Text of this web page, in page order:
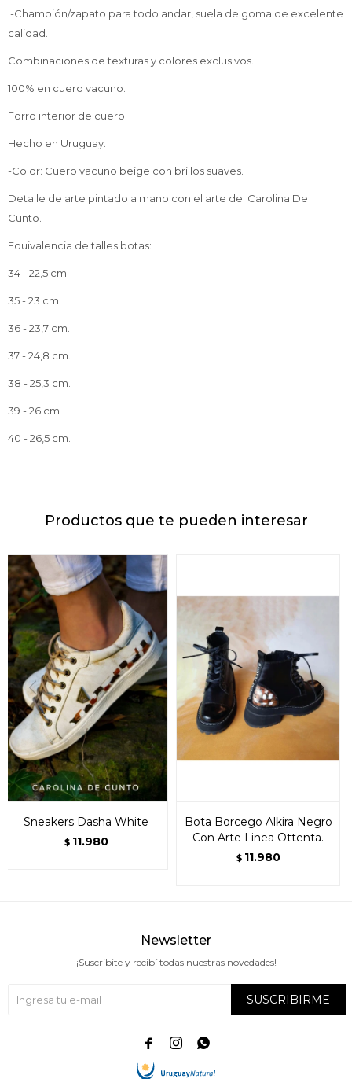
-Champión/zapato para todo andar, suela de goma de excelente
calidad.
Combinaciones de texturas y colores exclusivos.
100% en cuero vacuno.
Forro interior de cuero.
Hecho en Uruguay.
-Color: Cuero vacuno beige con brillos suaves.
Detalle de arte pintado a mano con el arte de Carolina De
Cunto.
Equivalencia de talles botas:
34 - 22,5 cm.
35 - 23 cm.
36 - 23,7 cm.
37 - 24,8 cm.
38 - 25,3 cm.
39 - 26 cm
40 - 26,5 cm.
Productos que te pueden interesar
Sneakers Dasha White
$ 11.980
Bota Borcego Alkira Negro
Con Arte Linea Ottenta.
$ 11.980
Newsletter
¡Suscribite y recibí todas nuestras novedades!
SUSCRIBIRME
  